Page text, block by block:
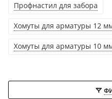
Профнастил для забора
Хомуты для арматуры 12
Хомуты для арматуры 10